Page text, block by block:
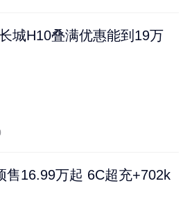
城H10叠满优惠能到19万
售16.99万起 6C超充+702k